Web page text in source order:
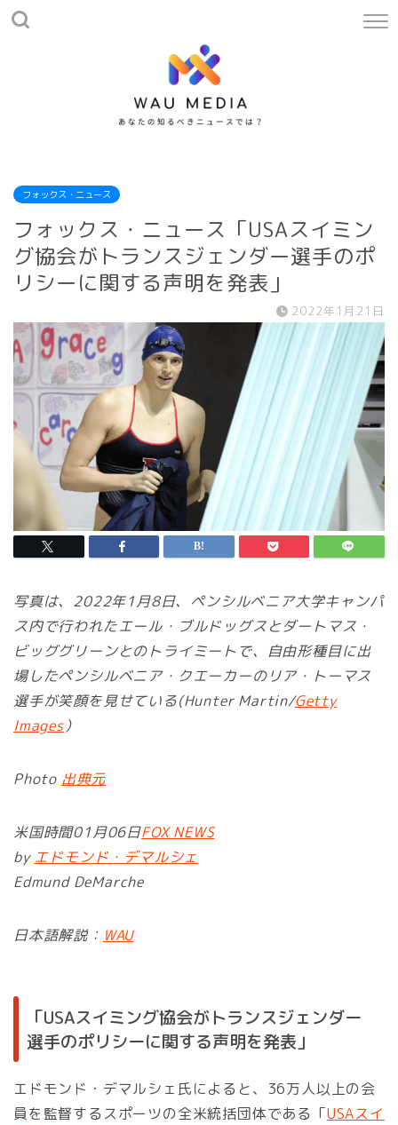
フォックス・ニュース
フォックス・ニュース「USAスイミン
グ協会がトランスジェンダー選手のポ
リシーに関する声明を発表」
2022年1月21日
写真は、2022年1月8日、ペンシルベニア大学キャンパ
ス内で行われたエール・ブルドッグスとダートマス・
ビッググリーンとのトライミートで、自由形種目に出
場したペンシルベニア・クエーカーのリア・トーマス
選手が笑顔を見せている(Hunter Martin/Getty
Images）
Photo 出典元
米国時間01月06日FOX NEWS
by エドモンド・デマルシェ
Edmund DeMarche
日本語解説： WAU
「USAスイミング協会がトランスジェンダー
選手のポリシーに関する声明を発表」
エドモンド・デマルシェ氏によると、36万人以上の会
員を監督するスポーツの全米統括団体である「USAスイ